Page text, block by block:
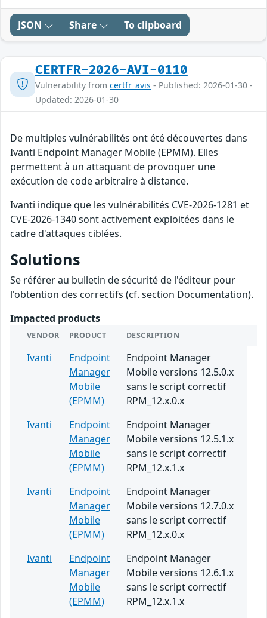
JSON Share To clipboard
CERTFR-2026-AVI-0110
Vulnerability from certfr_avis - Published: 2026-01-30 -
Updated: 2026-01-30
De multiples vulnérabilités ont été découvertes dans
Ivanti Endpoint Manager Mobile (EPMM). Elles
permettent à un attaquant de provoquer une
exécution de code arbitraire à distance.
Ivanti indique que les vulnérabilités CVE-2026-1281 et
CVE-2026-1340 sont activement exploitées dans le
cadre d'attaques ciblées.
Solutions
Se référer au bulletin de sécurité de l'éditeur pour
l'obtention des correctifs (cf. section Documentation).
Impacted products
VENDOR PRODUCT DESCRIPTION
Ivanti
Endpoint
Manager
Mobile
(EPMM)
Endpoint Manager
Mobile versions 12.5.0.x
sans le script correctif
RPM_12.x.0.x
Ivanti
Endpoint
Manager
Mobile
(EPMM)
Endpoint Manager
Mobile versions 12.5.1.x
sans le script correctif
RPM_12.x.1.x
Ivanti
Endpoint
Manager
Mobile
(EPMM)
Endpoint Manager
Mobile versions 12.7.0.x
sans le script correctif
RPM_12.x.0.x
Ivanti
Endpoint
Manager
Mobile
(EPMM)
Endpoint Manager
Mobile versions 12.6.1.x
sans le script correctif
RPM_12.x.1.x